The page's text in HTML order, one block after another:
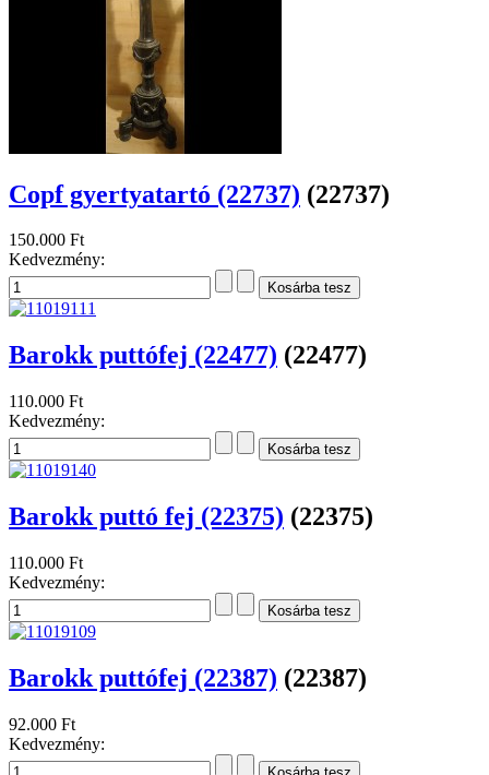
Copf gyertyatartó (22737) (22737)
150.000 Ft
Kedvezmény:
Barokk puttófej (22477) (22477)
110.000 Ft
Kedvezmény:
Barokk puttó fej (22375) (22375)
110.000 Ft
Kedvezmény:
Barokk puttófej (22387) (22387)
92.000 Ft
Kedvezmény: